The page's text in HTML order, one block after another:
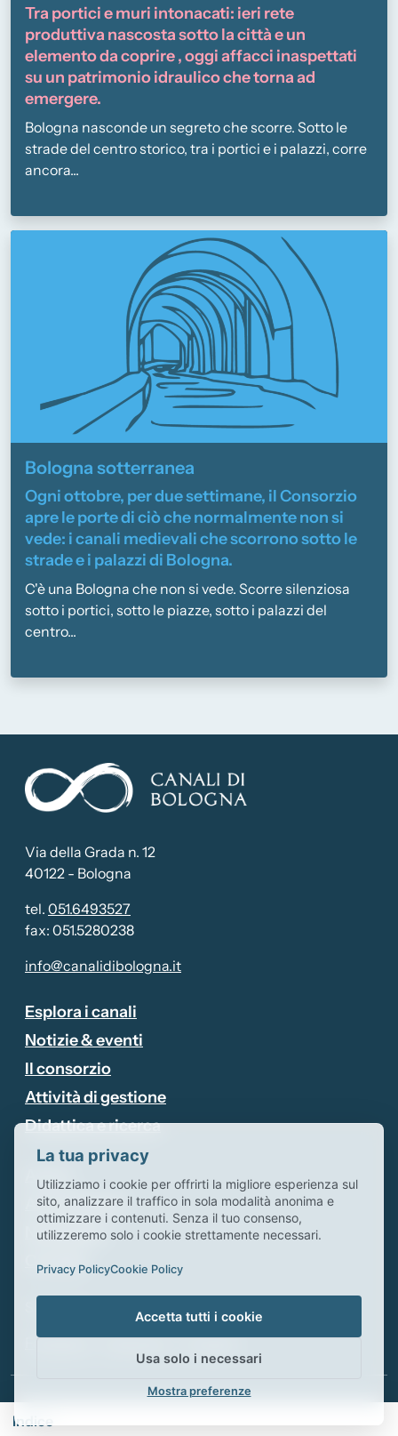
Indice
Tra portici e muri intonacati: ieri rete
produttiva nascosta sotto la città e un
elemento da coprire , oggi affacci inaspettati
su un patrimonio idraulico che torna ad
emergere.
Bologna nasconde un segreto che scorre. Sotto le
strade del centro storico, tra i portici e i palazzi, corre
ancora...
Bologna sotterranea
Ogni ottobre, per due settimane, il Consorzio
apre le porte di ciò che normalmente non si
vede: i canali medievali che scorrono sotto le
strade e i palazzi di Bologna.
C'è una Bologna che non si vede. Scorre silenziosa
sotto i portici, sotto le piazze, sotto i palazzi del
centro...
Via della Grada n. 12
40122 - Bologna
tel. 051.6493527
fax: 051.5280238
info@canalidibologna.it
Esplora i canali
Notizie & eventi
Il consorzio
Attività di gestione
Didattica e ricerca
Avvisi
Area tributari
Newsletter
Contatti
Facebook-Instagram-Youtube
La tua privacy
Utilizziamo i cookie per offrirti la migliore esperienza sul
sito, analizzare il traffico in sola modalità anonima e
ottimizzare i contenuti. Senza il tuo consenso,
utilizzeremo solo i cookie strettamente necessari.
Privacy PolicyCookie Policy
Accetta tutti i cookie
Usa solo i necessari
Mostra preferenze